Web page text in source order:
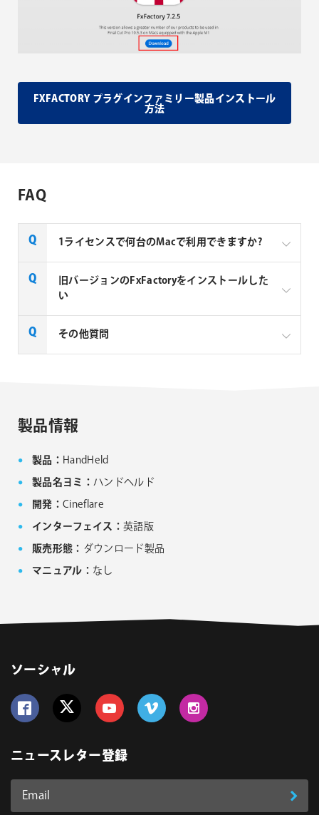
FXFACTORY プラグインファミリー製品インストール
方法
FAQ
1ライセンスで何台のMacで利用できますか?
Noise Industries社製品、FxFactory プラグインファミ
リー製品は、1ライセンスにつき1台のMacでのみ使用
旧バージョンのFxFactoryをインストールした
い
FxFactory 旧バージョンインストーラーページよりご
その他質問
製品情報
製品： HandHeld
製品名ヨミ： ハンドヘルド
開発： Cineflare
インターフェイス： 英語版
販売形態： ダウンロード製品
マニュアル： なし
ソーシャル
ニュースレター登録
Email
登